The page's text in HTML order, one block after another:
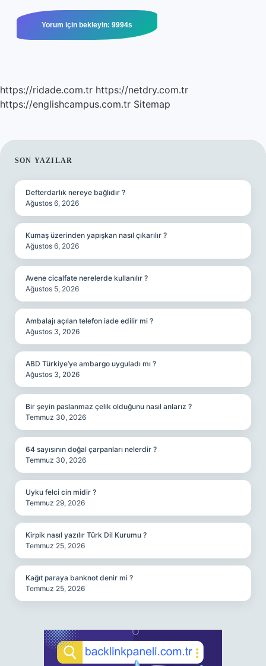
https://ridade.com.tr https://netdry.com.tr
https://englishcampus.com.tr Sitemap
SIDEBAR
SON YAZILAR
Defterdarlık nereye bağlıdır ?
Ağustos 6, 2026
Kumaş üzerinden yapışkan nasıl çıkarılır ?
Ağustos 6, 2026
Avene cicalfate nerelerde kullanılır ?
Ağustos 5, 2026
Ambalajı açılan telefon iade edilir mi ?
Ağustos 3, 2026
ABD Türkiye’ye ambargo uyguladı mı ?
Ağustos 3, 2026
Bir şeyin paslanmaz çelik olduğunu nasıl anlarız ?
Temmuz 30, 2026
64 sayısının doğal çarpanları nelerdir ?
Temmuz 30, 2026
Uyku felci cin midir ?
Temmuz 29, 2026
Kirpik nasıl yazılır Türk Dil Kurumu ?
Temmuz 25, 2026
Kağıt paraya banknot denir mi ?
Temmuz 25, 2026